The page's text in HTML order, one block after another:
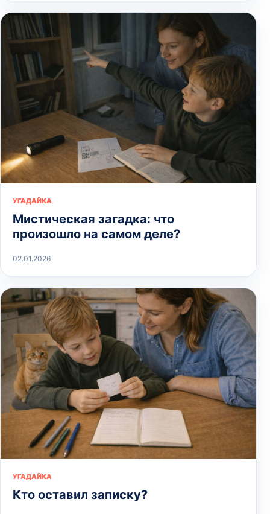
УГАДАЙКА
Мистическая загадка: что
произошло на самом деле?
02.01.2026
УГАДАЙКА
Кто оставил записку?